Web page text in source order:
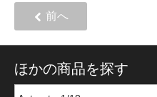
前へ
ほかの商品を探す